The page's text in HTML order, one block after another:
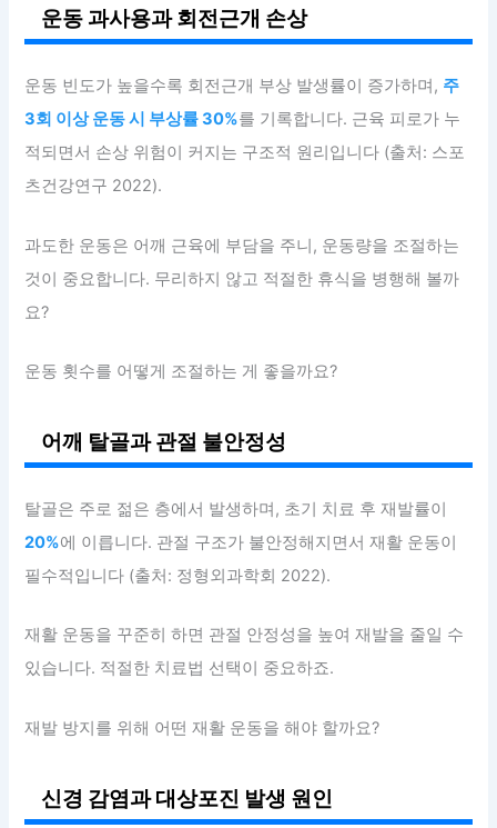
운동 과사용과 회전근개 손상
운동 빈도가 높을수록 회전근개 부상 발생률이 증가하며, 주
3회 이상 운동 시 부상률 30%를 기록합니다. 근육 피로가 누
적되면서 손상 위험이 커지는 구조적 원리입니다 (출처: 스포
츠건강연구 2022).
과도한 운동은 어깨 근육에 부담을 주니, 운동량을 조절하는
것이 중요합니다. 무리하지 않고 적절한 휴식을 병행해 볼까
요?
운동 횟수를 어떻게 조절하는 게 좋을까요?
어깨 탈골과 관절 불안정성
탈골은 주로 젊은 층에서 발생하며, 초기 치료 후 재발률이
20%에 이릅니다. 관절 구조가 불안정해지면서 재활 운동이
필수적입니다 (출처: 정형외과학회 2022).
재활 운동을 꾸준히 하면 관절 안정성을 높여 재발을 줄일 수
있습니다. 적절한 치료법 선택이 중요하죠.
재발 방지를 위해 어떤 재활 운동을 해야 할까요?
신경 감염과 대상포진 발생 원인